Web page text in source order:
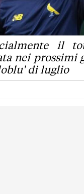
il
nei prossimi
di luglio